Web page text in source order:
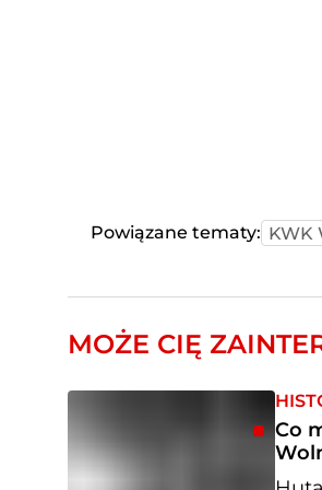
Powiązane tematy: KWK
MOŻE CIĘ
Co